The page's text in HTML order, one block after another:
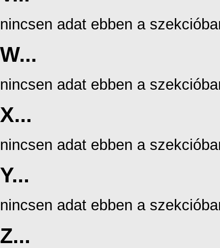
nincsen adat ebben a
W...
nincsen adat ebben a
X...
nincsen adat ebben a
Y...
nincsen adat ebben a
Z...